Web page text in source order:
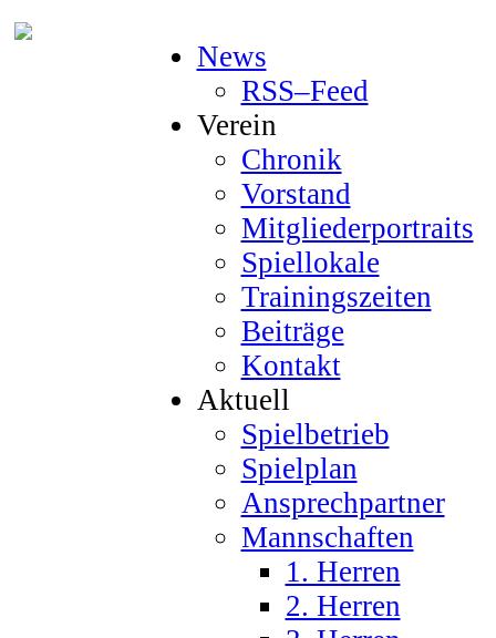
News
RSS–Feed
Verein
Chronik
Vorstand
Mitgliederportraits
Spiellokale
Trainingszeiten
Beiträge
Kontakt
Aktuell
Spielbetrieb
Spielplan
Ansprechpartner
Mannschaften
1. Herren
2. Herren